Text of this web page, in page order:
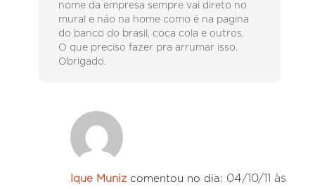
nome da empresa sempre vai direto no
mural e náo na home como é na pagina
do banco do brasil, coca cola e outros.
O que preciso fazer pra arrumar isso.
Obrigado.
Ique Muniz comentou no dia: 04/10/11 às